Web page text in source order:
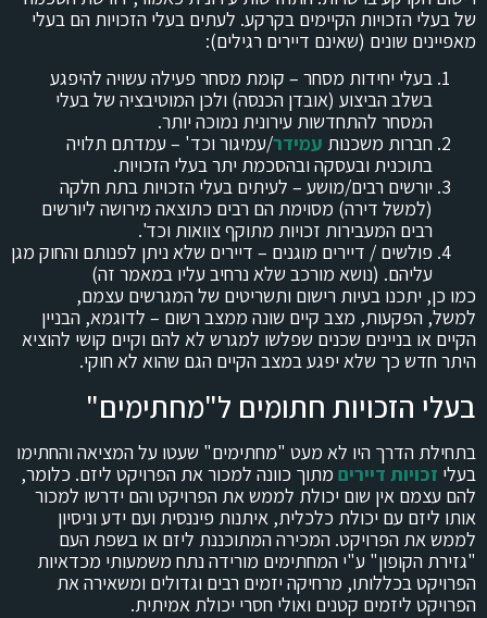
של בעלי הזכויות הקיימים בקרקע. לעתים בעלי הזכויות הם בעלי
מאפיינים שונים (שאינם דיירים רגילים):
בעלי יחידות מסחר – קומת מסחר פעילה עשויה להיפגע
בשלב הביצוע (אובדן הכנסה) ולכן המוטיבציה של בעלי
המסחר להתחדשות עירונית נמוכה יותר.
חברות משכנות עמידר/עמיגור וכד' – עמדתם תלויה
בתוכנית ובעסקה ובהסכמת יתר בעלי הזכויות.
יורשים רבים/מושע – לעיתים בעלי הזכויות בתת חלקה
(למשל דירה) מסוימת הם רבים כתוצאה מירושה ליורשים
רבים המעבירות זכויות מתוקף צוואות וכד'.
פולשים / דיירים מוגנים – דיירים שלא ניתן לפנותם והחוק מגן
עליהם. (נושא מורכב שלא נרחיב עליו במאמר זה)
כמו כן, יתכנו בעיות רישום ותשריטים של המגרשים עצמם,
למשל, הפקעות, מצב קיים שונה ממצב רשום – לדוגמא, הבניין
הקיים או בניינים שכנים שפלשו למגרש לא להם וקיים קושי להוציא
היתר חדש כך שלא יפגע במצב הקיים הגם שהוא לא חוקי.
בעלי הזכויות חתומים ל"מחתימים"
בתחילת הדרך היו לא מעט "מחתימים" שעטו על המציאה והחתימו
בעלי זכויות דיירים מתוך כוונה למכור את הפרויקט ליזם. כלומר,
להם עצמם אין שום יכולת לממש את הפרויקט והם ידרשו למכור
אותו ליזם עם יכולת כלכלית, איתנות פיננסית ועם ידע וניסיון
לממש את הפרויקט. המכירה המתוכננת ליזם או בשפת העם
"גזירת הקופון" ע"י המחתימים מורידה נתח משמעותי מכדאיות
הפרויקט בכללותו, מרחיקה יזמים רבים וגדולים ומשאירה את
הפרויקט ליזמים קטנים ואולי חסרי יכולת אמיתית.